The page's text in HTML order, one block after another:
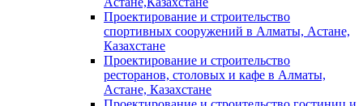
Проектирование и строительство
спортивных сооружений в Алматы, Астане,
Казахстане
Проектирование и строительство
ресторанов, столовых и кафе в Алматы,
Астане, Казахстане